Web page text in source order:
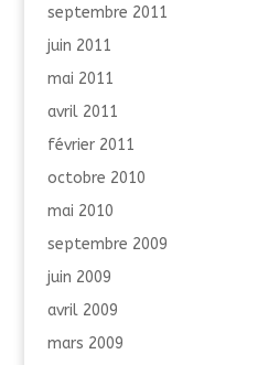
septembre 2011
juin 2011
mai 2011
avril 2011
février 2011
octobre 2010
mai 2010
septembre 2009
juin 2009
avril 2009
mars 2009